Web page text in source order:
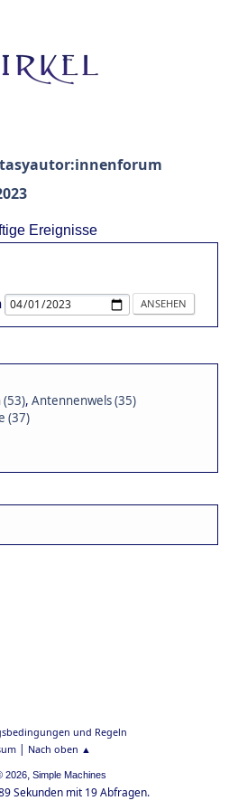
Ereignisse
(53), Antennenwels (35)
(37)
und Regeln
| Nach oben ▲
2026, Simple Machines
Sekunden mit 19 Abfragen.